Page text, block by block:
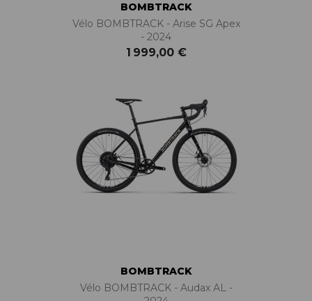
BOMBTRACK
Vélo BOMBTRACK - Arise SG Apex
- 2024
1 999,00 €
BOMBTRACK
Vélo BOMBTRACK - Audax AL -